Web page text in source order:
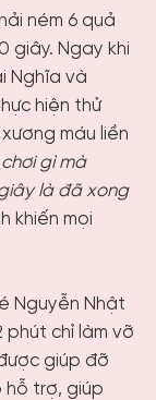
ném 6 quả
giây. Ngay khi
Nghĩa và
hiện thử
máu liền
chơi gì mà
là đã xong
khiến mọi
Nguyễn Nhật
phút chỉ làm vỡ
giúp đỡ
hỗ trợ, giúp